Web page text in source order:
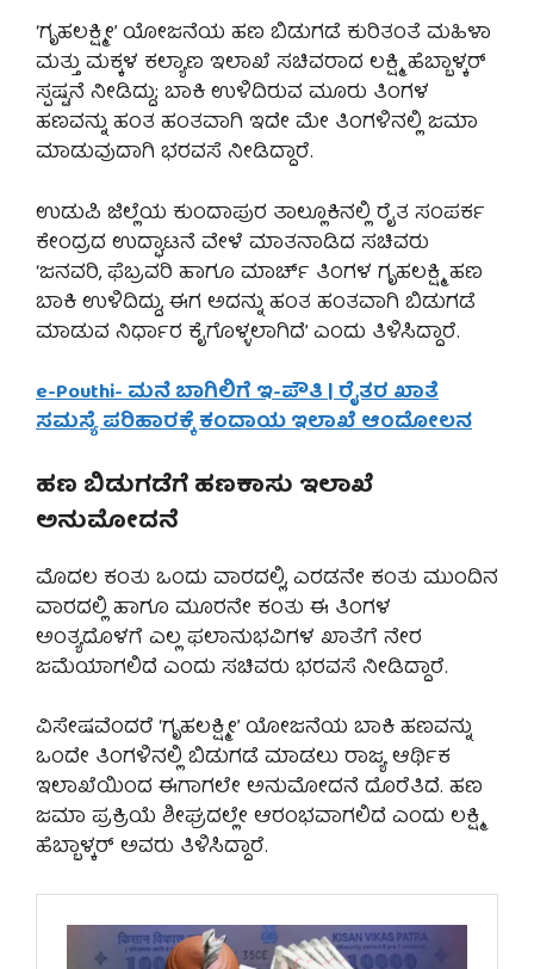
‘ಗೃಹಲಕ್ಷ್ಮೀ’ ಯೋಜನೆಯ ಹಣ ಬಿಡುಗಡೆ ಕುರಿತಂತೆ ಮಹಿಳಾ
ಮತ್ತು ಮಕ್ಕಳ ಕಲ್ಯಾಣ ಇಲಾಖೆ ಸಚಿವರಾದ ಲಕ್ಷ್ಮಿ ಹೆಬ್ಬಾಳ್ಕರ್
ಸ್ಪಷ್ಟನೆ ನೀಡಿದ್ದು; ಬಾಕಿ ಉಳಿದಿರುವ ಮೂರು ತಿಂಗಳ
ಹಣವನ್ನು ಹಂತ ಹಂತವಾಗಿ ಇದೇ ಮೇ ತಿಂಗಳಿನಲ್ಲಿ ಜಮಾ
ಮಾಡುವುದಾಗಿ ಭರವಸೆ ನೀಡಿದ್ದಾರೆ.
ಉಡುಪಿ ಜಿಲ್ಲೆಯ ಕುಂದಾಪುರ ತಾಲ್ಲೂಕಿನಲ್ಲಿ ರೈತ ಸಂಪರ್ಕ
ಕೇಂದ್ರದ ಉದ್ಘಾಟನೆ ವೇಳೆ ಮಾತನಾಡಿದ ಸಚಿವರು
‘ಜನವರಿ, ಫೆಬ್ರವರಿ ಹಾಗೂ ಮಾರ್ಚ್ ತಿಂಗಳ ಗೃಹಲಕ್ಷ್ಮಿ ಹಣ
ಬಾಕಿ ಉಳಿದಿದ್ದು, ಈಗ ಅದನ್ನು ಹಂತ ಹಂತವಾಗಿ ಬಿಡುಗಡೆ
ಮಾಡುವ ನಿರ್ಧಾರ ಕೈಗೊಳ್ಳಲಾಗಿದೆ’ ಎಂದು ತಿಳಿಸಿದ್ದಾರೆ.
e-Pouthi- ಮನೆ ಬಾಗಿಲಿಗೆ ಇ-ಪೌತಿ | ರೈತರ ಖಾತೆ
ಸಮಸ್ಯೆ ಪರಿಹಾರಕ್ಕೆ ಕಂದಾಯ ಇಲಾಖೆ ಆಂದೋಲನ
ಹಣ ಬಿಡುಗಡೆಗೆ ಹಣಕಾಸು ಇಲಾಖೆ
ಅನುಮೋದನೆ
ಮೊದಲ ಕಂತು ಒಂದು ವಾರದಲ್ಲಿ, ಎರಡನೇ ಕಂತು ಮುಂದಿನ
ವಾರದಲ್ಲಿ ಹಾಗೂ ಮೂರನೇ ಕಂತು ಈ ತಿಂಗಳ
ಅಂತ್ಯದೊಳಗೆ ಎಲ್ಲ ಫಲಾನುಭವಿಗಳ ಖಾತೆಗೆ ನೇರ
ಜಮೆಯಾಗಲಿದೆ ಎಂದು ಸಚಿವರು ಭರವಸೆ ನೀಡಿದ್ದಾರೆ.
ವಿಸೇಷವೆಂದರೆ ‘ಗೃಹಲಕ್ಷ್ಮೀ’ ಯೋಜನೆಯ ಬಾಕಿ ಹಣವನ್ನು
ಒಂದೇ ತಿಂಗಳಿನಲ್ಲಿ ಬಿಡುಗಡೆ ಮಾಡಲು ರಾಜ್ಯ ಆರ್ಥಿಕ
ಇಲಾಖೆಯಿಂದ ಈಗಾಗಲೇ ಅನುಮೋದನೆ ದೊರೆತಿದೆ. ಹಣ
ಜಮಾ ಪ್ರಕ್ರಿಯೆ ಶೀಘ್ರದಲ್ಲೇ ಆರಂಭವಾಗಲಿದೆ ಎಂದು ಲಕ್ಷ್ಮಿ
ಹೆಬ್ಬಾಳ್ಕರ್ ಅವರು ತಿಳಿಸಿದ್ದಾರೆ.